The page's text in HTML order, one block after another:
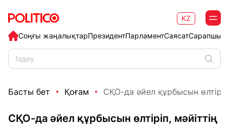
Соңғы жаңалықтарПрезидентПарламентСаясат
KZ
Басты бет Қоғам СҚО-да әйел құрбысын
СҚО-да әйел құрбысын өлтіріп, мәйіттің